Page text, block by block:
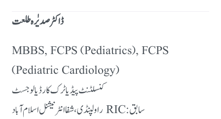
ڈاکٹر صدیٰرہ طلعت
MBBS, FCPS (Pediatrics), FCPS
(Pediatric Cardiology)
کنسلٹنٹ پیڈیاٹرک کارڈیالوجسٹ
سابق: RIC راولپنڈی، شفا انٹرنیشنل اسلام آباد